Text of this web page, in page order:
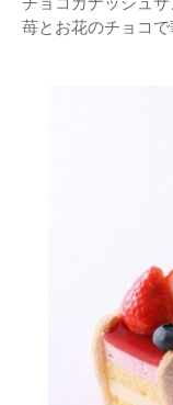
苺とお花のチョコで